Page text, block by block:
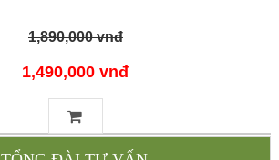
1,890,000 vnđ
1,490,000 vnđ